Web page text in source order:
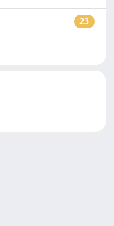
23